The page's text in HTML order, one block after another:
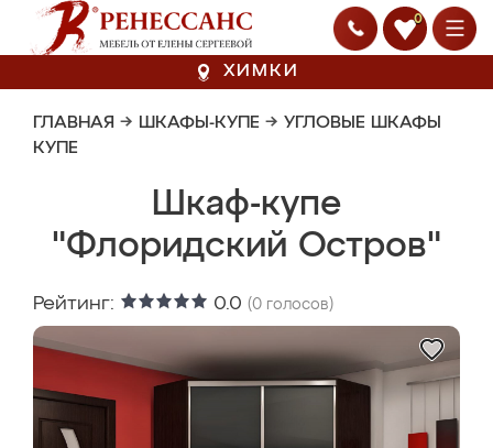
0
ХИМКИ
ГЛАВНАЯ → ШКАФЫ-КУПЕ → УГЛОВЫЕ ШКАФЫ
КУПЕ
Шкаф-купе
"Флоридский Остров"
Рейтинг: 0.0 (0 голосов)